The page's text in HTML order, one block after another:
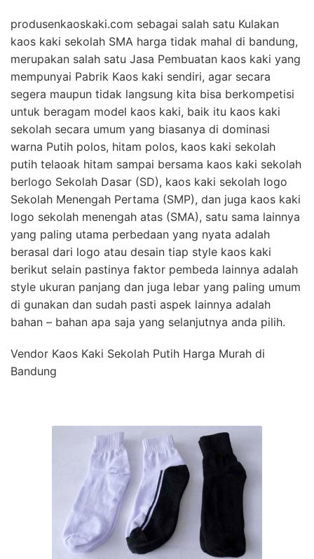
produsenkaoskaki.com sebagai salah satu Kulakan
kaos kaki sekolah SMA harga tidak mahal di bandung,
merupakan salah satu Jasa Pembuatan kaos kaki yang
mempunyai Pabrik Kaos kaki sendiri, agar secara
segera maupun tidak langsung kita bisa berkompetisi
untuk beragam model kaos kaki, baik itu kaos kaki
sekolah secara umum yang biasanya di dominasi
warna Putih polos, hitam polos, kaos kaki sekolah
putih telaoak hitam sampai bersama kaos kaki sekolah
berlogo Sekolah Dasar (SD), kaos kaki sekolah logo
Sekolah Menengah Pertama (SMP), dan juga kaos kaki
logo sekolah menengah atas (SMA), satu sama lainnya
yang paling utama perbedaan yang nyata adalah
berasal dari logo atau desain tiap style kaos kaki
berikut selain pastinya faktor pembeda lainnya adalah
style ukuran panjang dan juga lebar yang paling umum
di gunakan dan sudah pasti aspek lainnya adalah
bahan – bahan apa saja yang selanjutnya anda pilih.
Vendor Kaos Kaki Sekolah Putih Harga Murah di
Bandung